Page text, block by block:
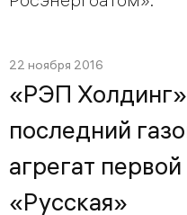
22 ноября 2016
«РЭП
последний
агрегат
«Русская»